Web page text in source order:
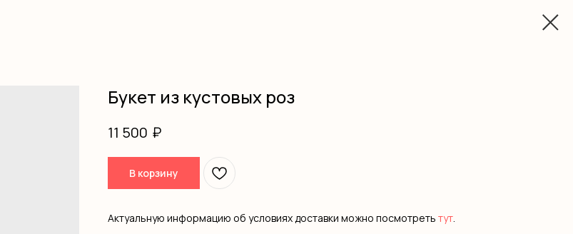
Букет из кустовых роз
11 500 ₽
В корзину
Актуальную информацию об условиях доставки можно посмотреть тут